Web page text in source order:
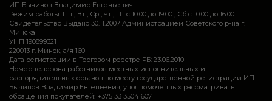
ИП Бычинов Владимир Евгеньевич
Режим работы: Пн , Вт , Ср , Чт , Пт c 10:00 до 19:00 ; Сб c 10:00 до 16:00
Свидетельство Выдано 30.11.2007 Администрацией Советского р-на г.
Минска
УНП 190899321
220013 г. Минск, а/я 160
Дата регистрации в Торговом реестре РБ: 23.06.2010
Номер телефона работников местных исполнительных и
распорядительных органов по месту государственной регистрации ИП
Бычинов Владимир Евгеньевич, уполномоченных рассматривать
обращения покупателей: +375 33 3504 607